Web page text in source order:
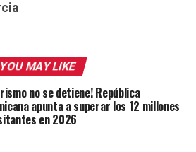
YOU MAY LIKE
no se detiene! República
apunta a superar los 12 millones
en 2026